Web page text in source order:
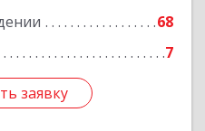
68
7
заявку
Подробнее
заявку